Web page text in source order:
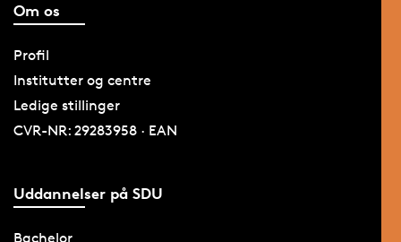
Om os
Profil
Institutter og centre
Ledige stillinger
CVR-NR: 29283958 · EAN
Uddannelser på SDU
Bachelor